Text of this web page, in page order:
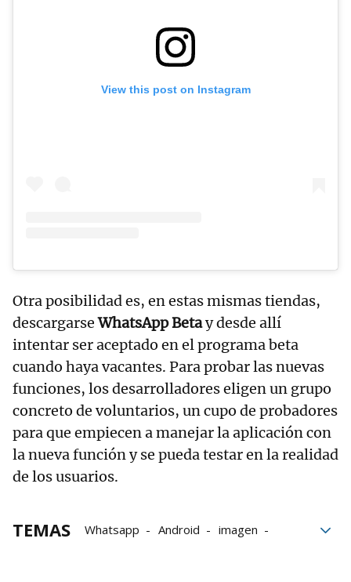
View this post on Instagram
Otra posibilidad es, en estas mismas tiendas,
descargarseWhatsApp Betay desde allí
intentar ser aceptado en el programa beta
cuando haya vacantes. Para probar las nuevas
funciones, los desarrolladores eligen un grupo
concreto de voluntarios, un cupo de probadores
para que empiecen a manejar la aplicación con
la nueva función y se pueda testar en la realidad
de los usuarios.
TEMAS Whatsapp Android
imagen